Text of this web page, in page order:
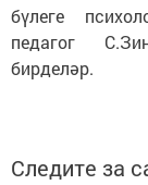
бүлеге
педагог
бирделәр.
Следите за